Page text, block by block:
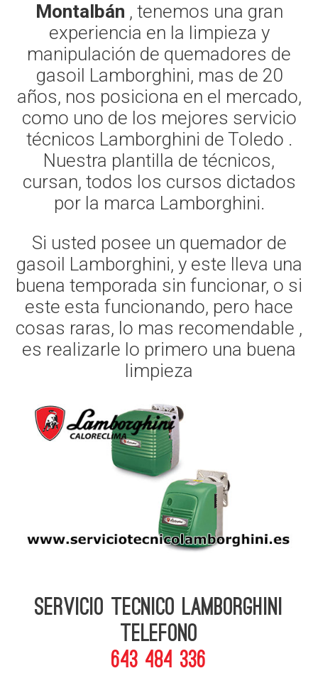
Montalbán , tenemos una gran
experiencia en la limpieza y
manipulación de quemadores de
gasoil Lamborghini, mas de 20
años, nos posiciona en el mercado,
como uno de los mejores servicio
técnicos Lamborghini de Toledo .
Nuestra plantilla de técnicos,
cursan, todos los cursos dictados
por la marca Lamborghini.
Si usted posee un quemador de
gasoil Lamborghini, y este lleva una
buena temporada sin funcionar, o si
este esta funcionando, pero hace
cosas raras, lo mas recomendable ,
es realizarle lo primero una buena
limpieza
Servicio Tecnico Lamborghini
telefono
643 484 336